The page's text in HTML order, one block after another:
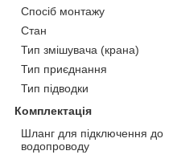
Спосіб монтажу
Стан
Тип змішувача (крана)
Тип приєднання
Тип підводки
Комплектація
Шланг для підключення до
водопроводу